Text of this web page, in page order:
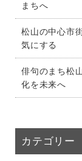
まちへ
松山の中心市
気にする
俳句のまち松
化を未来へ
カテゴリー